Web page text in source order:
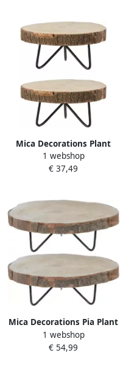
Mica Decorations Plant
verhoger 2x hout met
metalen poten H14 x D29
1 webshop
€ 37,49
Mica Decorations Pia Plant
verhoger 2x hout met
metalen poten H14 x D40
1 webshop
€ 54,99